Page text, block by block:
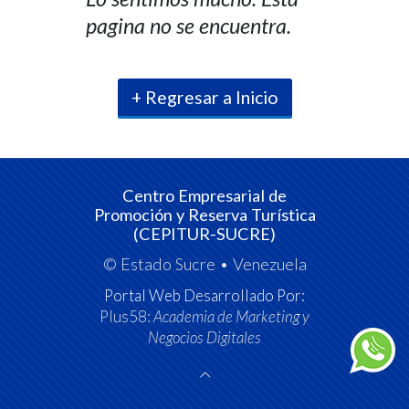
pagina no se encuentra.
+ Regresar a Inicio
Centro Empresarial de
Promoción y Reserva Turística
(CEPITUR-SUCRE)
© Estado Sucre • Venezuela
Portal Web Desarrollado Por:
Plus58:Academia de Marketing y
Negocios Digitales